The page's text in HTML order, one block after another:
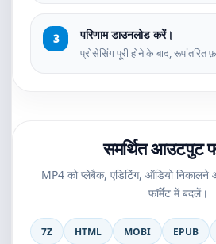
परिणाम डाउनलोड करें।
प्रोसेसिंग पूरी होने के बाद,
समर्थित आउटपुट
MP4 को प्लेबैक, एडिटिंग, ऑडियो निकालने
फॉर्मेट में बदलें।
7Z HTML MOBI EPUB